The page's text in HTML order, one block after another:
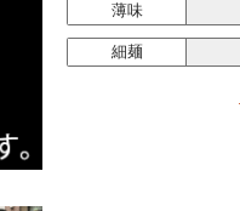
薄味
細麺